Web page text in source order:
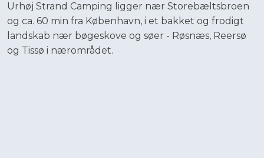
Urhøj Strand Camping ligger nær Storebæltsbroen
og ca. 60 min fra København, i et bakket og frodigt
landskab nær bøgeskove og søer - Røsnæs, Reersø
og Tissø i nærområdet.